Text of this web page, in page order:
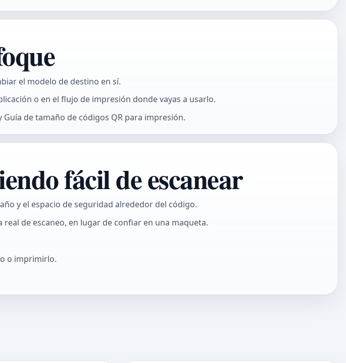
el modelo de destino en sí.
o en el flujo de impresión donde vayas a usarlo.
de tamaño de códigos QR para impresión.
fácil de escanear
y el espacio de seguridad alrededor del código.
de escaneo, en lugar de confiar en una maqueta.
o imprimirlo.